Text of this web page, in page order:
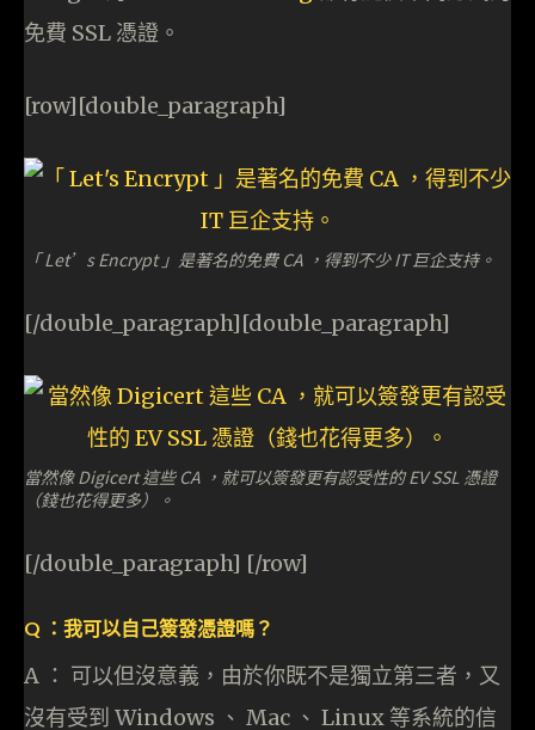
免費 SSL 憑證。
[row][double_paragraph]
「 Let’s Encrypt 」是著名的免費 CA ，得到不少 IT 巨企支持。
[/double_paragraph][double_paragraph]
當然像 Digicert 這些 CA ，就可以簽發更有認受性的 EV SSL 憑證
（錢也花得更多）。
[/double_paragraph] [/row]
Q ：我可以自己簽發憑證嗎？
A ： 可以但沒意義，由於你既不是獨立第三者，又
沒有受到 Windows 、 Mac 、 Linux 等系統的信